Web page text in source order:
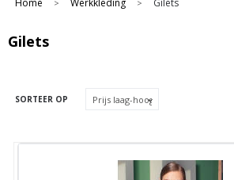
Home > Werkkleding > Gilets
Gilets
SORTEER OP